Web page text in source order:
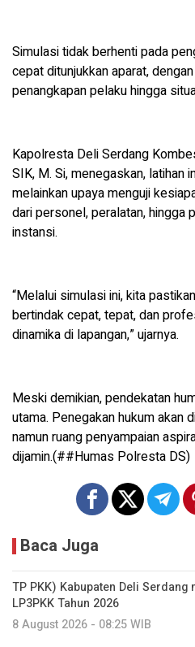
Simulasi tidak berhenti pada
cepat ditunjukkan aparat,
penangkapan pelaku hingga
Kapolresta Deli Serdang
SIK, M. Si, menegaskan, latihan
melainkan upaya menguji
dari personel, peralatan, hingga
instansi.
“Melalui simulasi ini, kita
bertindak cepat, tepat, dan
dinamika di lapangan,” ujarnya.
Meski demikian, pendekatan
utama. Penegakan hukum akan
namun ruang penyampaian
dijamin.(##Humas Polresta DS)
Baca Juga
TP PKK) Kabupaten Deli Serdang
LP3PKK Tahun 2026
8 August 2026 - 08:25 WIB